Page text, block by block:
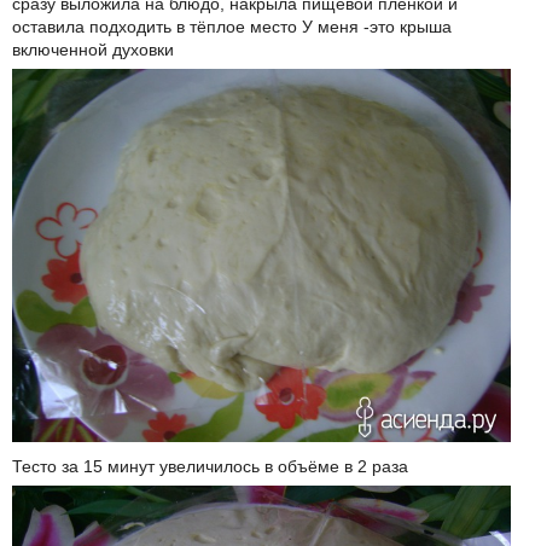
оставила подходить в тёплое место У меня -это крыша
включенной духовки
Тесто за 15 минут увеличилось в объёме в 2 раза